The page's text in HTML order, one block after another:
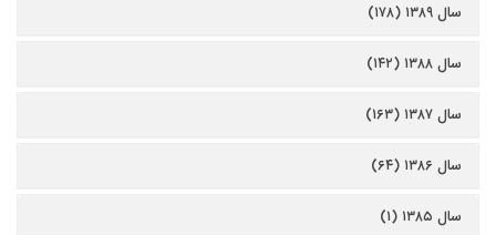
سال ۱۳۸۹ (۱۷۸)
سال ۱۳۸۸ (۱۴۲)
سال ۱۳۸۷ (۱۶۳)
سال ۱۳۸۶ (۶۴)
سال ۱۳۸۵ (۱)